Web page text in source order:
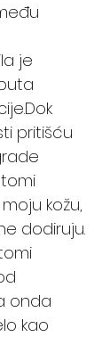
je
pritišću
kožu,
dodiruju.
onda
kao